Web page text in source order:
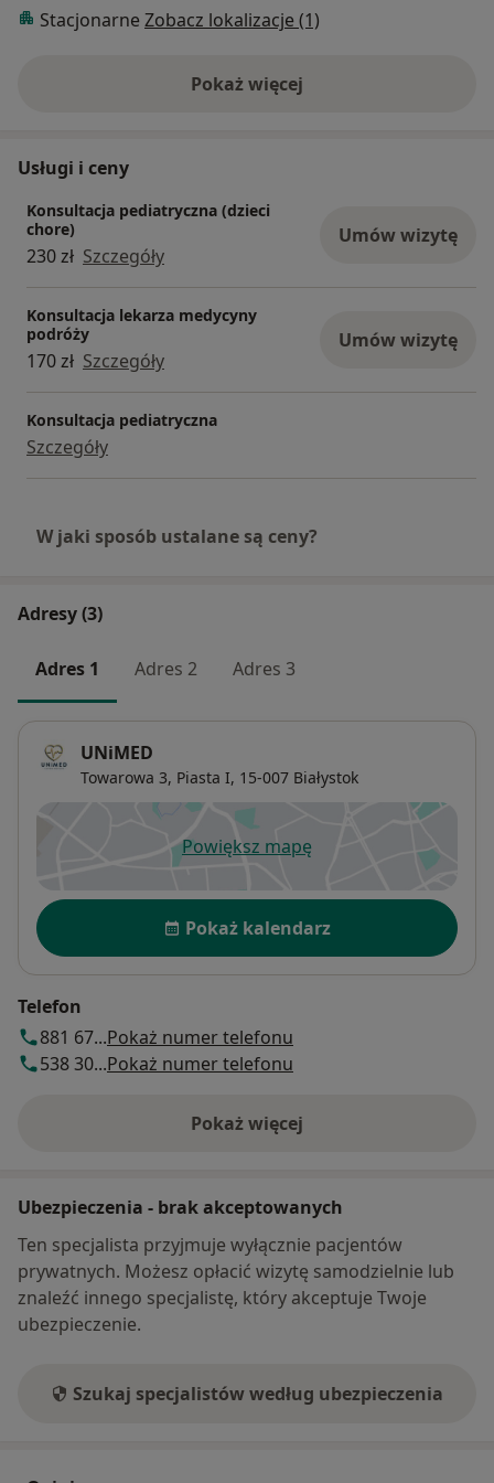
Stacjonarne Zobacz lokalizacje (1)
Pokaż więcejo doświadczeniu
Usługi i ceny
Konsultacja pediatryczna (dzieci
chore)
230 zł Szczegóły
Umów wizytę
Konsultacja lekarza medycyny
podróży
170 zł Szczegóły
Umów wizytę
Konsultacja pediatryczna
Szczegóły
W jaki sposób ustalane są ceny?
Adresy (3)
Adres 1 Adres 2 Adres 3
UNiMED
Towarowa 3, Piasta I, 15-007 Białystok
Powiększ mapęotwiera się w nowej karcie
Dostępność
Pokaż kalendarz
Telefon
881 67...Pokaż numer telefonu
538 30...Pokaż numer telefonu
Pokaż więcej
o adresie
Ubezpieczenia - brak akceptowanych
Ten specjalista przyjmuje wyłącznie pacjentów
prywatnych. Możesz opłacić wizytę samodzielnie lub
znaleźć innego specjalistę, który akceptuje Twoje
ubezpieczenie.
Szukaj specjalistów według ubezpieczenia